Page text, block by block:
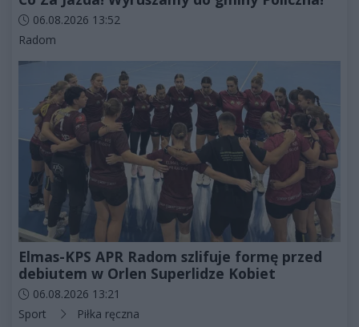
Data dodania artykułu:
06.08.2026 13:52
Kategorie artykułu:
Radom
Elmas-KPS APR Radom szlifuje formę przed
debiutem w Orlen Superlidze Kobiet
Data dodania artykułu:
06.08.2026 13:21
Kategorie artykułu:
Sport Piłka ręczna